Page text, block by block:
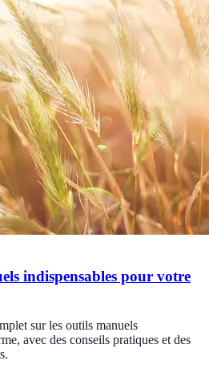
indispensables pour votre
sur les outils manuels
avec des conseils pratiques et des